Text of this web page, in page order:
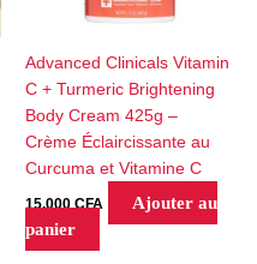
Advanced Clinicals Vitamin
C + Turmeric Brightening
Body Cream 425g –
Crème Éclaircissante au
Curcuma et Vitamine C
15,000 CFA
Ajouter au
panier